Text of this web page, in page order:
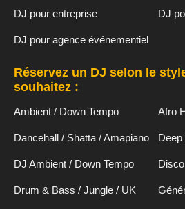
DJ pour entreprise DJ
DJ pour agence événementiel
Réservez un DJ selon le
souhaitez :
Ambient / Down Tempo Afro
Dancehall / Shatta / Amapiano Deep
DJ Ambient / Down Tempo
Drum & Bass / Jungle / UK